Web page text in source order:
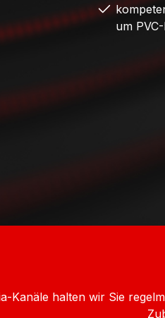
um
Kanäle halten wir Sie